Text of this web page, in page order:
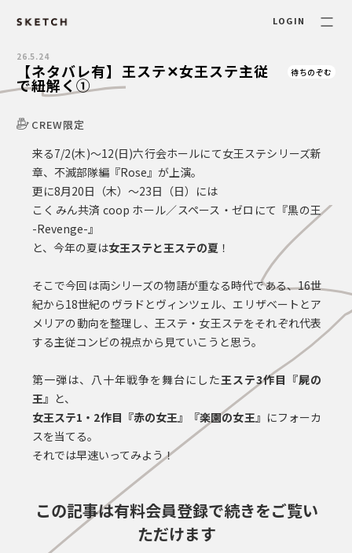
LOGIN
26.5.24
【ネタバレ有】王ステ✕女王ステ主従
で紐解く①
待ちのぞむ
CREW限定
来る7/2(木)〜12(日)六行会ホールにて女王ステシリーズ新
章、不滅部隊編『Rose』が上演。
更に8月20日（木）〜23日（日）には
こくみん共済 coop ホール／スペース・ゼロにて『黒の王
-Revenge-』
と、今年の夏は女王ステと王ステの夏 ！
そこで今回は両シリーズの物語が重なる時代である、16世
紀から18世紀のヴラドとヴィンツェル、エリザベートとア
メリアの動向を整理し、王ステ・女王ステをそれぞれ代表
する主従コンビの視点から見ていこうと思う。
第一弾は、八十年戦争を舞台にした王ステ3作目『屍の
王』 と、
女王ステ1・2作目『赤の女王』『楽園の女王』 にフォーカ
スを当てる。
それでは早速いってみよう！
この記事は有料会員登録で続きをご覧い
ただけます